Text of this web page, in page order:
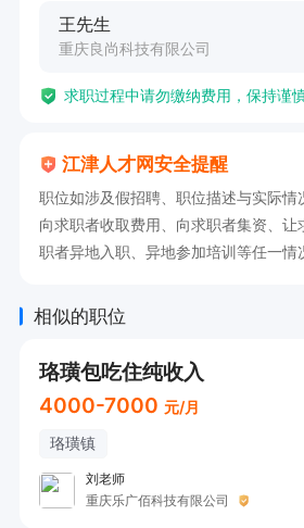
水平。
秀学习能力与团队协作意识。
工作质量。
工作时间：暂未列出。
本岗位优势显著，提供带薪专业
有序；提供五险，保障您的权益
激发工作热情；包食宿，解决
符合要求的人士踊跃应聘，携手
王先生
重庆良尚科技有限公司
求职过程中请勿缴纳费用，保持谨
江津人才网安全提醒
职位如涉及假招聘、职位描述与实际情
向求职者收取费用、向求职者集资、让
职者异地入职、异地参加培训等任一情
相似的职位
珞璜包吃住纯收入
4000-7000 元/月
珞璜镇
刘老师
重庆乐广佰科技有限公司